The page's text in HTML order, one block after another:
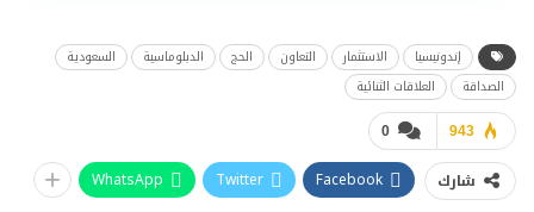
إندونيسيا الاستثمار التعاون الحج الدبلوماسية
السعودية
الصداقة
العلاقات الثنائية
0 943
شارك Facebook
Twitter
WhatsApp